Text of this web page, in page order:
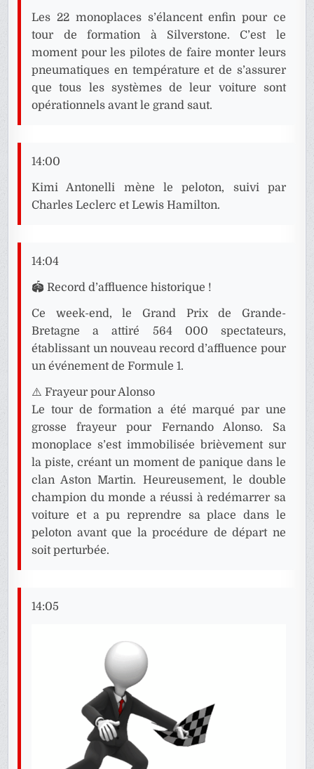
Les 22 monoplaces s’élancent enfin pour ce
tour de formation à Silverstone. C’est le
moment pour les pilotes de faire monter leurs
pneumatiques en température et de s’assurer
que tous les systèmes de leur voiture sont
opérationnels avant le grand saut.
14:00
Kimi Antonelli mène le peloton, suivi par
Charles Leclerc et Lewis Hamilton.
14:04
🏟️ Record d’affluence historique !
Ce week-end, le Grand Prix de Grande-
Bretagne a attiré 564 000 spectateurs,
établissant un nouveau record d’affluence pour
un événement de Formule 1.
⚠️ Frayeur pour Alonso
Le tour de formation a été marqué par une
grosse frayeur pour Fernando Alonso. Sa
monoplace s’est immobilisée brièvement sur
la piste, créant un moment de panique dans le
clan Aston Martin. Heureusement, le double
champion du monde a réussi à redémarrer sa
voiture et a pu reprendre sa place dans le
peloton avant que la procédure de départ ne
soit perturbée.
14:05